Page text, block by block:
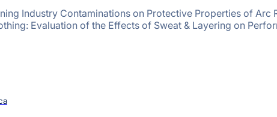
Industry Contaminations on Protective Properties of Arc
Evaluation of the Effects of Sweat & Layering on